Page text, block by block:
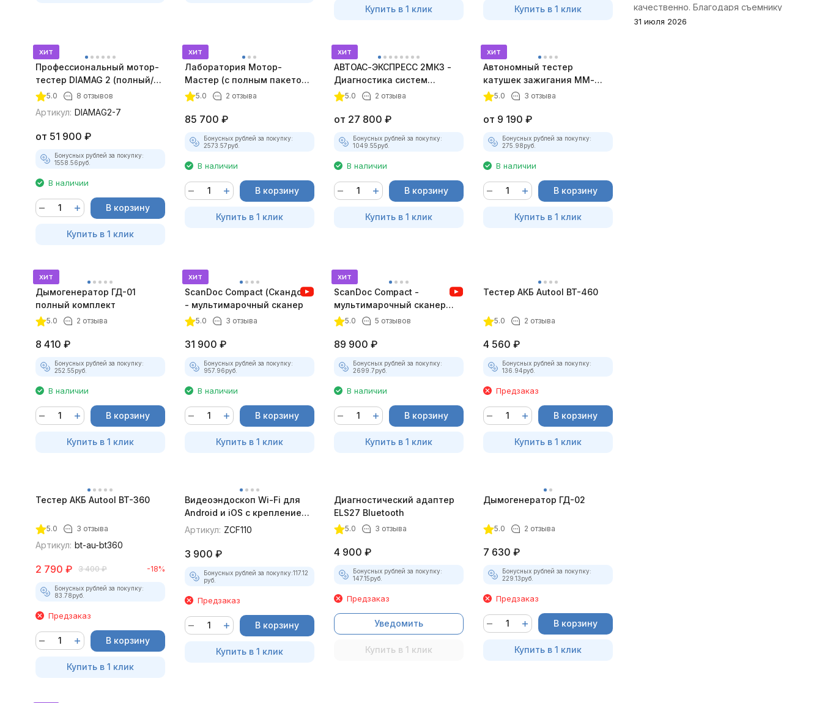
Купить в 1 клик Купить в 1 клик
хит
Профессиональный мотор-
тестер DIAMAG 2 (полный/
максимальный комплект)
5.0 8 отзывов
Артикул: DIAMAG2-7
от 51 900 ₽
Бонусных рублей за покупку:
1558.56руб.
В наличии
В корзину
Купить в 1 клик
хит
Лаборатория Мотор-
Мастер (с полным пакетом
лицензий)
5.0 2 отзыва
85 700 ₽
Бонусных рублей за покупку:
2573.57руб.
В наличии
В корзину
Купить в 1 клик
хит
АВТОАС-ЭКСПРЕСС 2МК3 -
Диагностика систем
зажигания
5.0 2 отзыва
от 27 800 ₽
Бонусных рублей за покупку:
1049.55руб.
В наличии
В корзину
Купить в 1 клик
хит
Автономный тестер
катушек зажигания ММ-
ТК-01 (v2) (полный
5.0 3 отзыва
от 9 190 ₽
Бонусных рублей за покупку:
275.98руб.
В наличии
В корзину
Купить в 1 клик
хит
Дымогенератор ГД-01
полный комплект
5.0 2 отзыва
8 410 ₽
Бонусных рублей за покупку:
252.55руб.
В наличии
В корзину
Купить в 1 клик
хит
ScanDoc Compact (Скандок)
- мультимарочный сканер
5.0 3 отзыва
31 900 ₽
Бонусных рублей за покупку:
957.96руб.
В наличии
В корзину
Купить в 1 клик
хит
ScanDoc Compact -
мультимарочный сканер
(Полный)
5.0 5 отзывов
89 900 ₽
Бонусных рублей за покупку:
2699.7руб.
В наличии
В корзину
Купить в 1 клик
Тестер АКБ Autool BT-460
5.0 2 отзыва
4 560 ₽
Бонусных рублей за покупку:
136.94руб.
Предзаказ
В корзину
Купить в 1 клик
Тестер АКБ Autool BT-360
5.0 3 отзыва
Артикул: bt-au-bt360
2 790 ₽ 3 400 ₽ -18%
Бонусных рублей за покупку:
83.78руб.
Предзаказ
В корзину
Купить в 1 клик
Видеоэндоскоп Wi-Fi для
Android и iOS с креплением
для смартфона
Артикул: ZCF110
3 900 ₽
Бонусных рублей за покупку:117.12
руб.
Предзаказ
В корзину
Купить в 1 клик
Диагностический адаптер
ELS27 Bluetooth
5.0 3 отзыва
4 900 ₽
Бонусных рублей за покупку:
147.15руб.
Предзаказ
Уведомить
Купить в 1 клик
Дымогенератор ГД-02
5.0 2 отзыва
7 630 ₽
Бонусных рублей за покупку:
229.13руб.
Предзаказ
В корзину
Купить в 1 клик
качественно. Благодаря съемнику
удалось избежать лишних хлопот с
31 июля 2026